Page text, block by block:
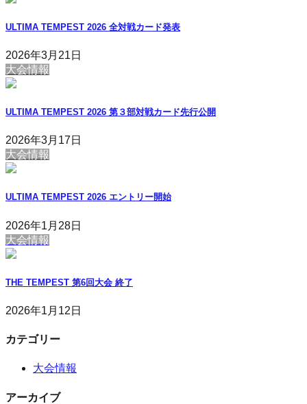
ULTIMA TEMPEST 2026 全対戦カード発表
2026年3月21日
大会情報
ULTIMA TEMPEST 2026 第３部対戦カード先行公開
2026年3月17日
大会情報
ULTIMA TEMPEST 2026 エントリー開始
2026年1月28日
大会情報
THE TEMPEST 第6回大会 終了
2026年1月12日
カテゴリー
大会情報
アーカイブ